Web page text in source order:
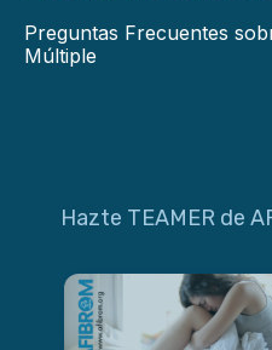
Preguntas Frecuentes
Múltiple
Hazte TEAMER de